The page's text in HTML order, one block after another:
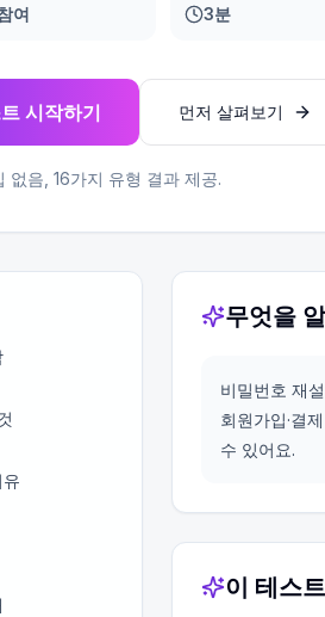
여 3분
시작하기 먼저 살펴보기
없음, 16가지 유형 결과 제공.
무엇을
비밀번호 재
회원가입·결
수 있어요.
이 테스